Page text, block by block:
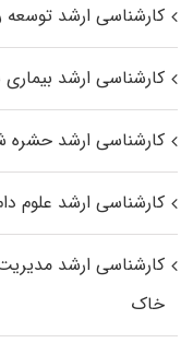
کارشناسی ارشد توسعه
کارشناسی ارشد
کارشناسی ارشد حشره‌
کارشناسی ارشد علوم
کارشناسی ارشد
خاک